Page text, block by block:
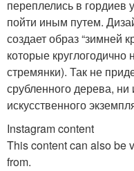
переплелись в гордиев
пойти иным путем.
создает образ “зимней
которые
стремянки). Так не
срубленного дерева, ни
искусственного
Instagram content
This content can also be
from.